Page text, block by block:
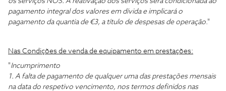
pagamento integral dos valores em dívida e implicará o
pagamento da quantia de €3, a título de despesas de operação."
Nas Condições de venda de equipamento em prestações:
"Incumprimento
1. A falta de pagamento de qualquer uma das prestações mensais
na data do respetivo vencimento, nos termos definidos nas